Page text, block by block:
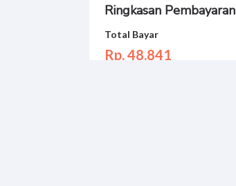
Ringkasan Pembayaran
Total Bayar
Rp. 48.841